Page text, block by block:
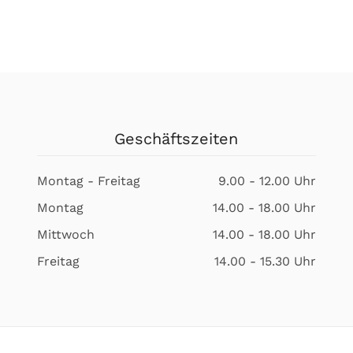
Geschäftszeiten
Montag - Freitag
9.00 - 12.00 Uhr
Montag
14.00 - 18.00 Uhr
Mittwoch
14.00 - 18.00 Uhr
Freitag
14.00 - 15.30 Uhr